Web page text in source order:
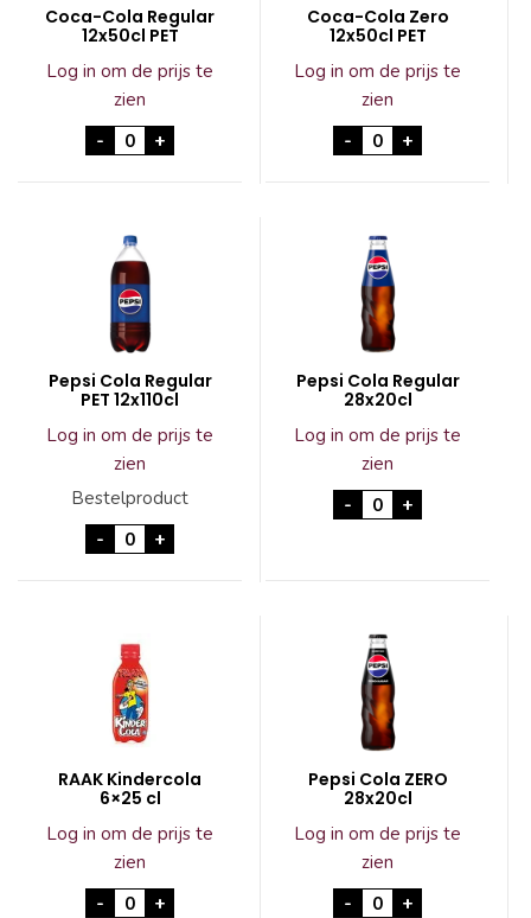
Coca-Cola Regular
12x50cl PET
Log in om de prijs te
zien
- Coca-Cola Regular 12x50cl PET aantal
+
Coca-Cola Zero
12x50cl PET
Log in om de prijs te
zien
- Coca-Cola Zero
+
Pepsi Cola Regular
PET 12x110cl
Log in om de prijs te
zien
Bestelproduct
- Pepsi Cola Regular PET 12x110cl aantal
+
Pepsi Cola Regular
28x20cl
Log in om de prijs te
zien
- Pepsi Cola
+
RAAK Kindercola
6×25 cl
Log in om de prijs te
zien
- RAAK Kindercola 6x25 cl aantal
+
Pepsi Cola ZERO
28x20cl
Log in om de prijs te
zien
- Pepsi Cola ZERO
+